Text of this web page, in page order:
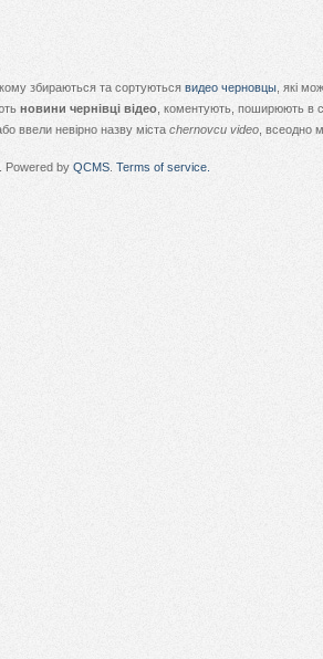
збираються та сортуються видео черновцы , які
новини чернівці відео , коментують, поширюють в
ввели невірно назву міста chernovcu video , всеодно
. Powered by QCMS Terms of service.